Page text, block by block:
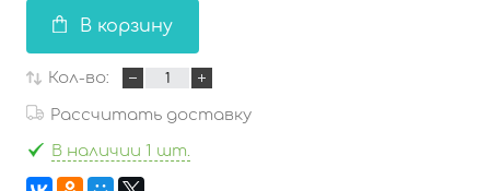
В корзину
Кол-во:
Рассчитать доставку
В наличии 1 шт.